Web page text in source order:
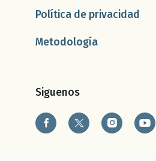
Política de privacidad
Metodología
Siguenos